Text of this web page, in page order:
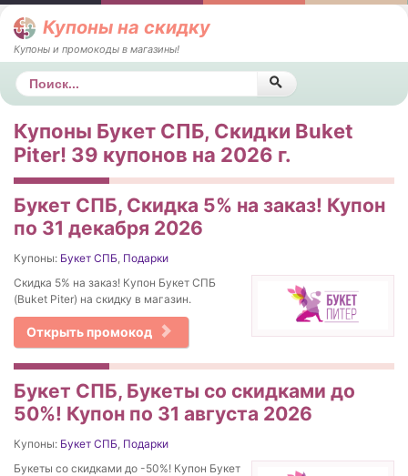
Купоны на скидку
Купоны и промокоды в магазины!
Поиск
Купоны Букет СПБ, Скидки Buket
Piter! 39 купонов на 2026 г.
Букет СПБ, Скидка 5% на заказ! Купон
по 31 декабря 2026
Купоны: Букет СПБ, Подарки
Скидка 5% на заказ! Купон Букет СПБ
(Buket Piter) на скидку в магазин.
Открыть промокод
Букет СПБ, Букеты со скидками до
50%! Купон по 31 августа 2026
Купоны: Букет СПБ, Подарки
Букеты со скидками до -50%! Купон Букет